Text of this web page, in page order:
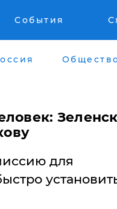
События
для